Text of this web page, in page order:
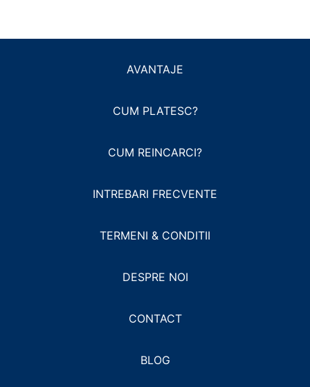
AVANTAJE
CUM PLATESC?
CUM REINCARCI?
INTREBARI FRECVENTE
TERMENI & CONDITII
DESPRE NOI
CONTACT
BLOG